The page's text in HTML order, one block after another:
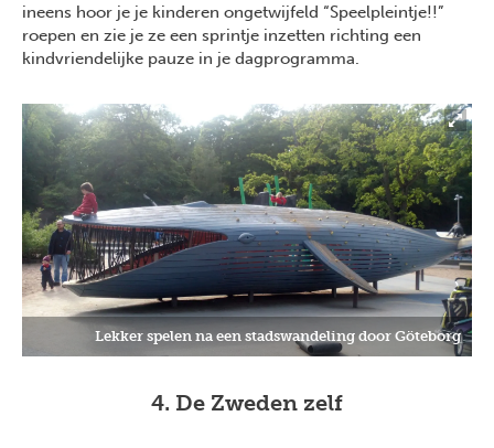
ineens hoor je je kinderen ongetwijfeld “Speelpleintje!!”
roepen en zie je ze een sprintje inzetten richting een
kindvriendelijke pauze in je dagprogramma.
Lekker spelen na een stadswandeling door Göteborg
4. De Zweden zelf